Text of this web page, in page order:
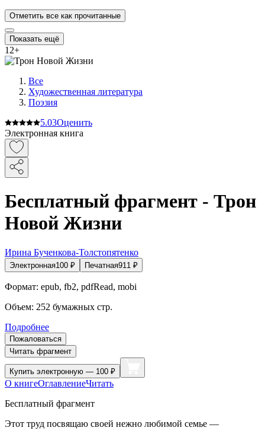
Отметить все как прочитанные
Показать ещё
12+
Все
Художественная литература
Поэзия
5.03Оценить
Электронная книга
Бесплатный фрагмент - Трон
Новой Жизни
Ирина Бученкова-Толстопятенко
Электронная100 ₽ Печатная911 ₽
Формат: epub, fb2, pdfRead, mobi
Объем: 252 бумажных стр.
Подробнее
Пожаловаться
Читать фрагмент
Купить электронную — 100 ₽
О книгеОглавлениеЧитать
Бесплатный фрагмент
Этот труд посвящаю своей нежно любимой семье —